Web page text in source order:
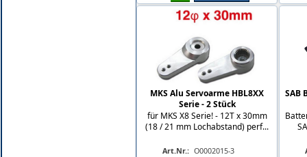
MKS Alu Servoarme HBL8XX
Serie - 2 Stück
für MKS X8 Serie! - 12T x 30mm
(18 / 21 mm Lochabstand) perf...
Art.Nr.: O0002015-3
SAB